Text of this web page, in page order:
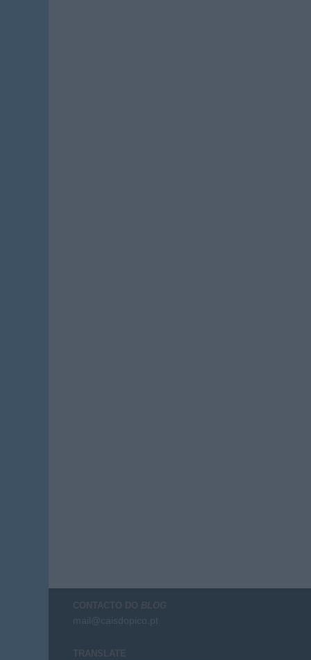
CONTACTO DO BLOG
mail@caisdopico.pt
TRANSLATE